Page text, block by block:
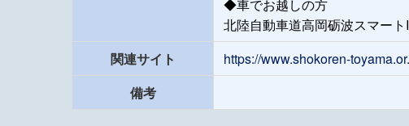
◆車でお越しの方
北陸自動車道高岡砺波スマー
関連サイト
https://www.shokoren-
備考